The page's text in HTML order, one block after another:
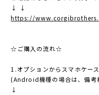
↓ ↓
https://
☆ご購入の流れ☆
1.オプションからスマホケー
(Android機種の場合は、備考
↓